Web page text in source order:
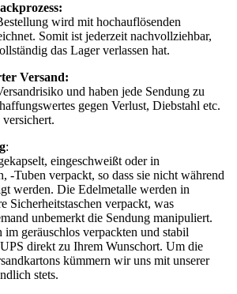
wird mit hochauflösenden
Somit ist jederzeit nachvollziehbar,
das Lager verlassen hat.
Versand:
und haben jede Sendung zu
gegen Verlust, Diebstahl etc.
:
eingeschweißt oder in
-Tuben verpackt, so dass sie nicht während
werden. Die Edelmetalle werden in
Sicherheitstaschen verpackt, was
unbemerkt die Sendung manipuliert.
im geräuschlos verpackten und stabil
direkt zu Ihrem Wunschort. Um die
kümmern wir uns mit unserer
stets.